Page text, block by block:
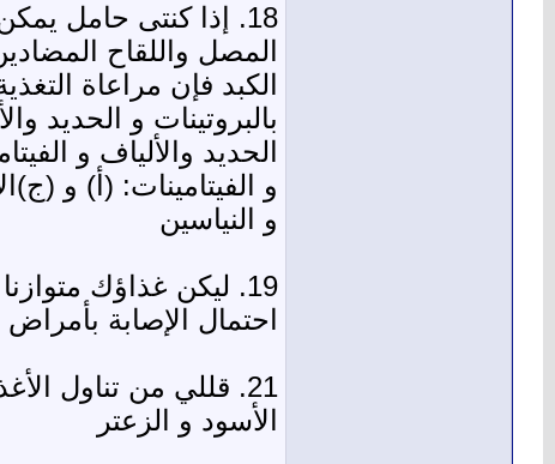
المصل واللقاح
الكبد فإن مراعاة
الحديد والألياف و
و النياسين
احتمال الإصابة بأمراض
21. قللي من تناول
الأسود و الزعتر